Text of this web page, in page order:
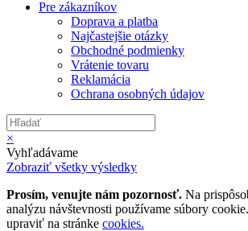
Pre zákazníkov
Doprava a platba
Najčastejšie otázky
Obchodné podmienky
Vrátenie tovaru
Reklamácia
Ochrana osobných údajov
×
Vyhľadávame
Zobraziť všetky výsledky
Prosím, venujte nám pozornosť. Na
analýzu návštevnosti používame súbory
upraviť na stránke cookies.